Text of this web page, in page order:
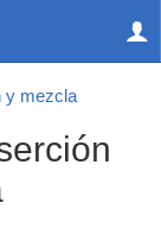
y mezcla